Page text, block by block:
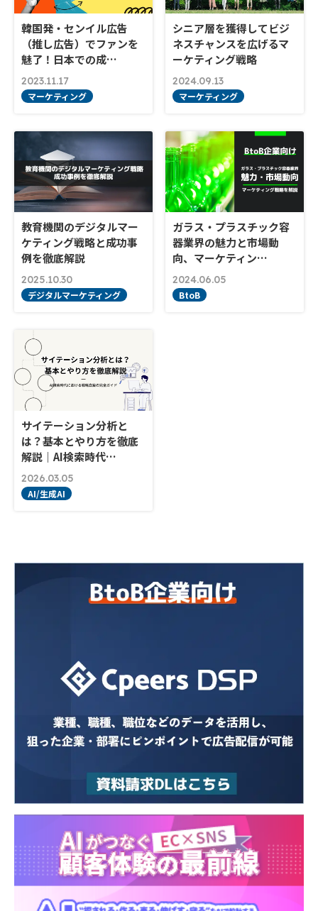
韓国発・センイル広告
（推し広告）でファンを
魅了！日本での成…
2023.11.17
マーケティング
シニア層を獲得してビジ
ネスチャンスを広げるマ
ーケティング戦略
2024.09.13
マーケティング
教育機関のデジタルマー
ケティング戦略と成功事
例を徹底解説
2025.10.30
デジタルマーケティング
ガラス・プラスチック容
器業界の魅力と市場動
向、マーケティン…
2024.06.05
BtoB
サイテーション分析と
は？基本とやり方を徹底
解説｜AI検索時代…
2026.03.05
AI/生成AI